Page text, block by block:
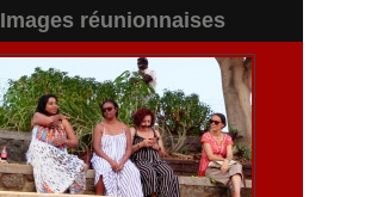
Images réunionnaises